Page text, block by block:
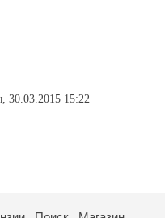
30.03.2015 15:22